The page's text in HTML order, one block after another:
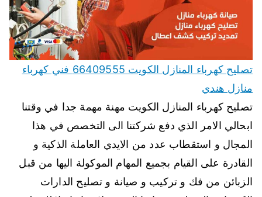
تصليح كهرباء المنازل الكويت 66409555 فني كهرباء
منازل هندي
تصليح كهرباء المنازل الكويت مهنة مهمة جدا في وقتنا
ابحالي الامر الذي دفع شركتنا الى التخصص في هذا
المجال و استقطاب عدد من الايدي العاملة الذكية و
القادرة على القيام بجميع المهام الموكولة اليها من قبل
الزبائن من فك و تركيب و صيانة و تصليح الدارات